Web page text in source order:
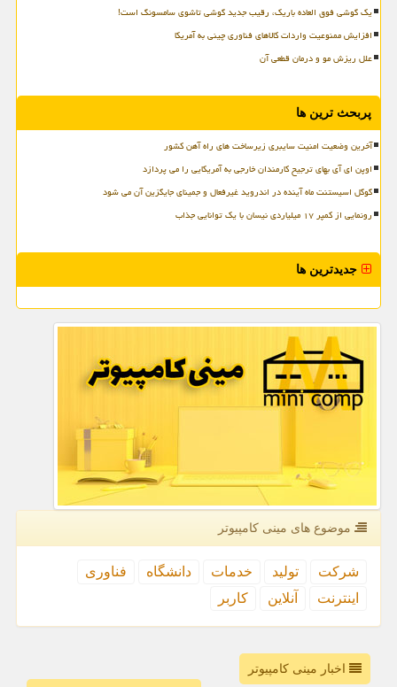
یک گوشی فوق العاده باریک، رقیب جدید گوشی تاشوی سامسونگ است!
افزایش ممنوعیت واردات کالاهای فناوری چینی به آمریکا
علل ریزش مو و درمان قطعی آن
پربحث ترین ها
آخرین وضعیت امنیت سایبری زیرساخت های راه آهن کشور
اوپن ای آی بهای ترجیح کارمندان خارجی به آمریکایی را می پردازد
گوگل اسیستنت ماه آینده در اندروید غیرفعال و جمینای جایگزین آن می شود
رونمایی از کمپر ۱۷ میلیاردی نیسان با یک توانایی جذاب
جدیدترین ها
موضوع های مینی كامپیوتر
شركت تولید خدمات دانشگاه
فناوری
اینترنت
آنلاین كاربر
اخبار مینی کامپیوتر